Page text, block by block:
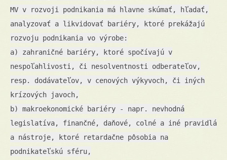
MV v rozvoji podnikania má hlavne skúmať, hľadať,
analyzovať a likvidovať bariéry, ktoré prekážajú
rozvoju podnikania vo výrobe:
a) zahraničné bariéry, ktoré spočívajú v
nespoľahlivosti, či nesolventnosti odberateľov,
resp. dodávateľov, v cenových výkyvoch, či iných
krízových javoch,
b) makroekonomické bariéry - napr. nevhodná
legislatíva, finančné, daňové, colné a iné pravidlá
a nástroje, ktoré retardačne pôsobia na
podnikateľskú sféru,